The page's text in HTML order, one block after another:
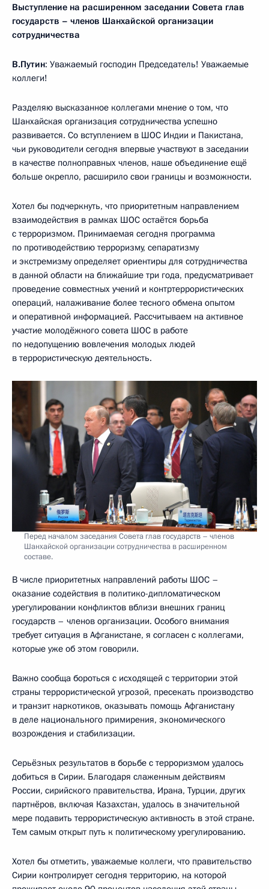
Выступление на расширенном заседании Совета глав
государств – членов Шанхайской организации
сотрудничества
В.Путин: Уважаемый господин Председатель! Уважаемые
коллеги!
Разделяю высказанное коллегами мнение о том, что
Шанхайская организация сотрудничества успешно
развивается. Со вступлением в ШОС Индии и Пакистана,
чьи руководители сегодня впервые участвуют в заседании
в качестве полноправных членов, наше объединение ещё
больше окрепло, расширило свои границы и возможности.
Хотел бы подчеркнуть, что приоритетным направлением
взаимодействия в рамках ШОС остаётся борьба
с терроризмом. Принимаемая сегодня программа
по противодействию терроризму, сепаратизму
и экстремизму определяет ориентиры для сотрудничества
в данной области на ближайшие три года, предусматривает
проведение совместных учений и контртеррористических
операций, налаживание более тесного обмена опытом
и оперативной информацией. Рассчитываем на активное
участие молодёжного совета ШОС в работе
по недопущению вовлечения молодых людей
в террористическую деятельность.
Перед началом заседания Совета глав государств – членов
Шанхайской организации сотрудничества в расширенном
составе.
В числе приоритетных направлений работы ШОС –
оказание содействия в политико-дипломатическом
урегулировании конфликтов вблизи внешних границ
государств – членов организации. Особого внимания
требует ситуация в Афганистане, я согласен с коллегами,
которые уже об этом говорили.
Важно сообща бороться с исходящей с территории этой
страны террористической угрозой, пресекать производство
и транзит наркотиков, оказывать помощь Афганистану
в деле национального примирения, экономического
возрождения и стабилизации.
Серьёзных результатов в борьбе с терроризмом удалось
добиться в Сирии. Благодаря слаженным действиям
России, сирийского правительства, Ирана, Турции, других
партнёров, включая Казахстан, удалось в значительной
мере подавить террористическую активность в этой стране.
Тем самым открыт путь к политическому урегулированию.
Хотел бы отметить, уважаемые коллеги, что правительство
Сирии контролирует сегодня территорию, на которой